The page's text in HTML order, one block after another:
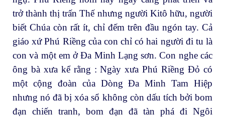
trở thành thị trấn Thế nhưng người Kitô hữu, người
biết Chúa còn rất ít, chỉ đếm trên đầu ngón tay. Cả
giáo xứ Phú Riềng của con chỉ có hai người đi tu là
con và một em ở Đa Minh Lạng sơn. Con nghe các
ông bà xưa kể rằng : Ngày xưa Phú Riềng Đỏ có
một cộng đoàn của Dòng Đa Minh Tam Hiệp
nhưng nó đã bị xóa sổ không còn dấu tích bởi bom
đạn chiến tranh, bom đạn đã tàn phá đi Ngôi